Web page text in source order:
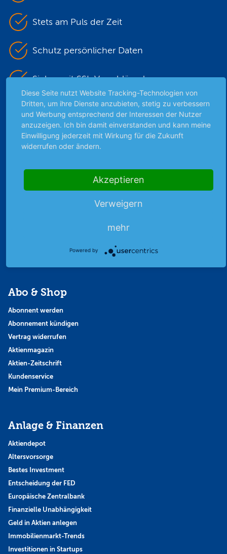
Stets am Puls der Zeit
Schutz persönlicher Daten
Sicher mit SSL-Verschlüsselung
Highlights
Archiv
Börsenbericht
Börsennews
Abo & Shop
Abonnent werden
Abonnement kündigen
Vertrag widerrufen
Aktienmagazin
Aktien-Zeitschrift
Kundenservice
Mein Premium-Bereich
Anlage & Finanzen
Aktiendepot
Altersvorsorge
Bestes Investment
Entscheidung der FED
Europäische Zentralbank
Finanzielle Unabhängigkeit
Geld in Aktien anlegen
Immobilienmarkt-Trends
Investitionen in Startups
Diese Seite nutzt Website Tracking-Technologien von
Dritten, um ihre Dienste anzubieten, stetig zu verbessern
und Werbung entsprechend der Interessen der Nutzer
anzuzeigen. Ich bin damit einverstanden und kann meine
Einwilligung jederzeit mit Wirkung für die Zukunft
widerrufen oder ändern.
Akzeptieren
Verweigern
mehr
Powered by